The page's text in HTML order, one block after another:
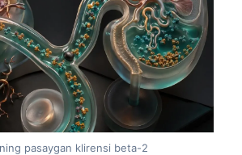
pasaygan klirensi beta-2